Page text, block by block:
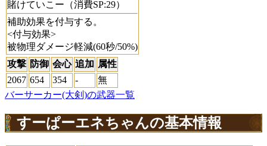
賭けていこー（消費SP:29）
補助効果を付与する。
<付与効果>
被物理ダメージ軽減(60秒/50%)
攻撃 防御 会心 追加 属性
2067 654 354 -
無
バーサーカー(大剣)の武器一覧
すーぱーエネちゃんの基本情報